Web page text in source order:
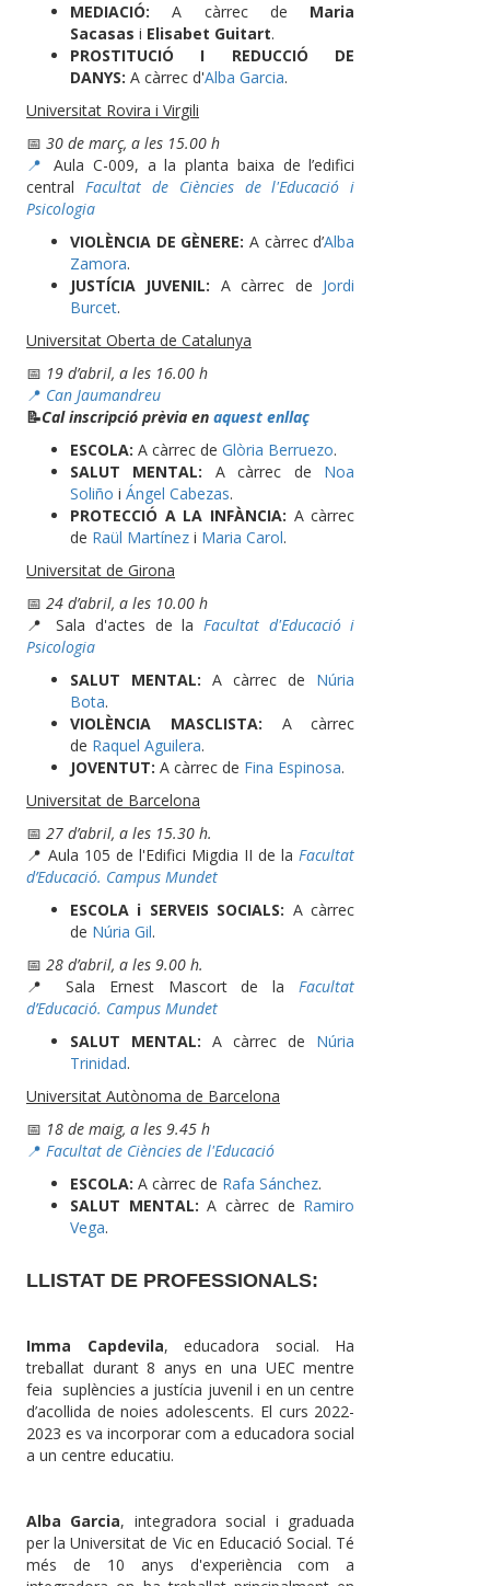
MEDIACIÓ: A càrrec de Maria
Sacasas i Elisabet Guitart.
PROSTITUCIÓ I REDUCCIÓ DE
DANYS: A càrrec d'Alba Garcia.
Universitat Rovira i Virgili
📅 30 de març, a les 15.00 h
📍Aula C-009, a la planta baixa de l’edifici
central Facultat de Ciències de l'Educació i
Psicologia
VIOLÈNCIA DE GÈNERE: A càrrec d’Alba
Zamora.
JUSTÍCIA JUVENIL: A càrrec de Jordi
Burcet.
Universitat Oberta de Catalunya
📅 19 d’abril, a les 16.00 h
📍 Can Jaumandreu
📝Cal inscripció prèvia en aquest enllaç
ESCOLA: A càrrec de Glòria Berruezo.
SALUT MENTAL: A càrrec de Noa
Soliño i Ángel Cabezas.
PROTECCIÓ A LA INFÀNCIA: A càrrec
de Raül Martínez i Maria Carol.
Universitat de Girona
📅 24 d’abril, a les 10.00 h
📍 Sala d'actes de la Facultat d'Educació i
Psicologia
SALUT MENTAL: A càrrec de Núria
Bota.
VIOLÈNCIA MASCLISTA: A càrrec
de Raquel Aguilera.
JOVENTUT: A càrrec de Fina Espinosa.
Universitat de Barcelona
📅 27 d’abril, a les 15.30 h.
📍 Aula 105 de l'Edifici Migdia II de laFacultat
d’Educació. Campus Mundet
ESCOLA i SERVEIS SOCIALS: A càrrec
de Núria Gil.
📅 28 d’abril, a les 9.00 h.
📍 Sala Ernest Mascort de laFacultat
d’Educació. Campus Mundet
SALUT MENTAL: A càrrec de Núria
Trinidad.
Universitat Autònoma de Barcelona
📅 18 de maig, a les 9.45 h
📍 Facultat de Ciències de l'Educació
ESCOLA: A càrrec de Rafa Sánchez.
SALUT MENTAL:A càrrec de Ramiro
Vega.
LLISTAT DE PROFESSIONALS:
Imma Capdevila, educadora social. Ha
treballat durant 8 anys en una UEC mentre
feia suplències a justícia juvenil i en un centre
d’acollida de noies adolescents. El curs 2022-
2023 es va incorporar com a educadora social
a un centre educatiu.
Alba Garcia, integradora social i graduada
per la Universitat de Vic en Educació Social. Té
més de 10 anys d'experiència com a